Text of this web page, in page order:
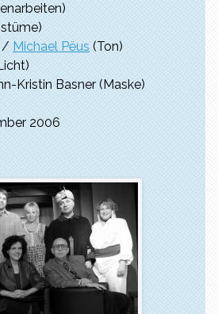
/ Michael Pëus (Ton)
Kristin Basner (Maske)
2006